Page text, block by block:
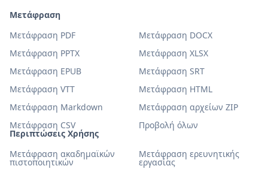
Περιπτώσεις Χρήσης
Μετάφραση ακαδημαϊκών
πιστοποιητικών
Μετάφραση ερευνητικής
εργασίας
Μετάφραση
Μετάφραση PDF
Μετάφραση DOCX
Μετάφραση PPTX
Μετάφραση XLSX
Μετάφραση EPUB
Μετάφραση SRT
Μετάφραση VTT
Μετάφραση HTML
Μετάφραση Markdown
Μετάφραση αρχείων ZIP
Μετάφραση CSV
Προβολή όλων